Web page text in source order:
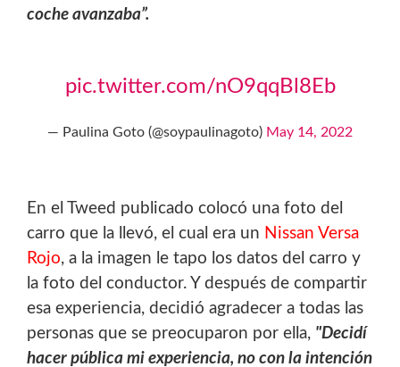
coche avanzaba”.
pic.twitter.com/nO9qqBl8Eb
— Paulina Goto (@soypaulinagoto) May 14, 2022
En el Tweed publicado colocó una foto del
carro que la llevó, el cual era un Nissan Versa
Rojo, a la imagen le tapo los datos del carro y
la foto del conductor. Y después de compartir
esa experiencia, decidió agradecer a todas las
personas que se preocuparon por ella, "Decidí
hacer pública mi experiencia, no con la intención